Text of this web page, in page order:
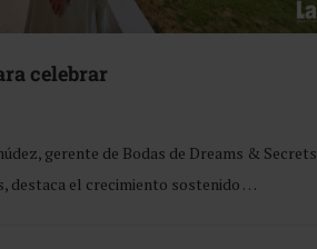
celebrar
gerente de Bodas de Dreams & Secrets
destaca el crecimiento sostenido …